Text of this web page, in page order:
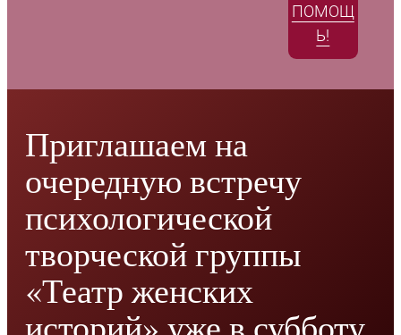
ПОМОЩ
Ь!
Приглашаем на
очередную встречу
психологической
творческой группы
«Театр женских